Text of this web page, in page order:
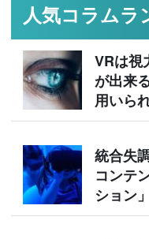
人気コラムラ
VRは視
が出来
用いら
統合失
コンテ
ション